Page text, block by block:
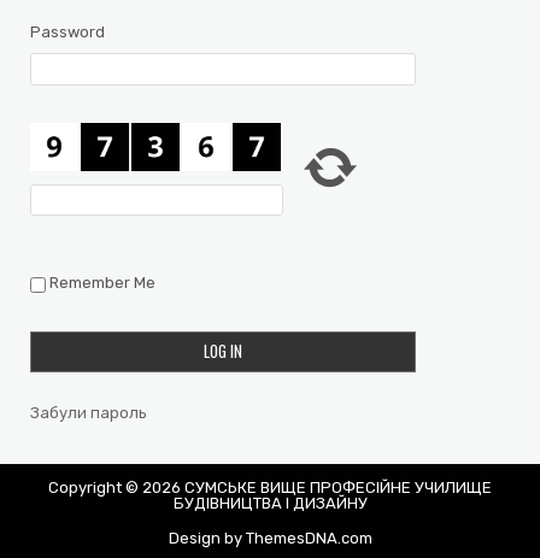
Password
Remember Me
Забули пароль
Copyright © 2026 СУМСЬКЕ ВИЩЕ ПРОФЕСІЙНЕ УЧИЛИЩЕ
БУДІВНИЦТВА І ДИЗАЙНУ
Design by ThemesDNA.com